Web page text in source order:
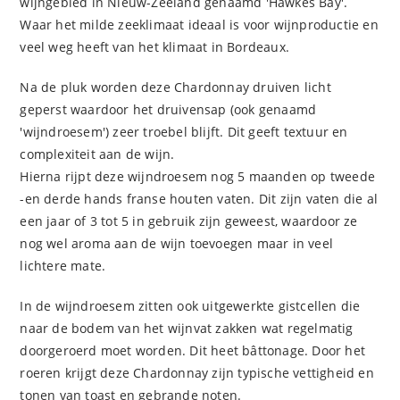
Waar het milde zeeklimaat ideaal is voor wijnproductie en
veel weg heeft van het klimaat in Bordeaux.
Na de pluk worden deze Chardonnay druiven licht
geperst waardoor het druivensap (ook genaamd
'wijndroesem') zeer troebel blijft. Dit geeft textuur en
complexiteit aan de wijn.
Hierna rijpt deze wijndroesem nog 5 maanden op tweede
-en derde hands franse houten vaten. Dit zijn vaten die al
een jaar of 3 tot 5 in gebruik zijn geweest, waardoor ze
nog wel aroma aan de wijn toevoegen maar in veel
lichtere mate.
In de wijndroesem zitten ook uitgewerkte gistcellen die
naar de bodem van het wijnvat zakken wat regelmatig
doorgeroerd moet worden. Dit heet bâttonage. Door het
roeren krijgt deze Chardonnay zijn typische vettigheid en
tonen van toast en gebrande noten.